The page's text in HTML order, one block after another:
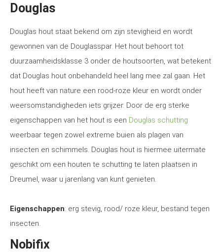
Douglas
Douglas hout staat bekend om zijn stevigheid en wordt
gewonnen van de Douglasspar. Het hout behoort tot
duurzaamheidsklasse 3 onder de houtsoorten, wat betekent
dat Douglas hout onbehandeld heel lang mee zal gaan. Het
hout heeft van nature een rood-roze kleur en wordt onder
weersomstandigheden iets grijzer. Door de erg sterke
eigenschappen van het hout is een Douglas schutting
weerbaar tegen zowel extreme buien als plagen van
insecten en schimmels. Douglas hout is hiermee uitermate
geschikt om een houten te schutting te laten plaatsen in
Dreumel, waar u jarenlang van kunt genieten.
Eigenschappen: erg stevig, rood/ roze kleur, bestand tegen
insecten.
Nobifix